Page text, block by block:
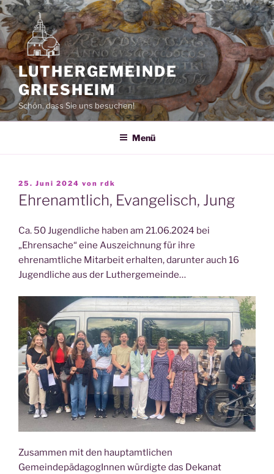
Zum
Inhalt
springen
LUTHERGEMEINDE
GRIESHEIM
Schön, dass Sie uns besuchen!
Menü
VERÖFFENTLICHT
AM
25. Juni 2024 von rdk
Ehrenamtlich, Evangelisch, Jung
Ca. 50 Jugendliche haben am 21.06.2024 bei
„Ehrensache“ eine Auszeichnung für ihre
ehrenamtliche Mitarbeit erhalten, darunter auch 16
Jugendliche aus der Luthergemeinde…
Zusammen mit den hauptamtlichen
GemeindepädagogInnen würdigte das Dekanat